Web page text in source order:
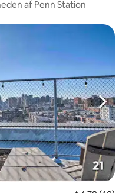
af Penn Station